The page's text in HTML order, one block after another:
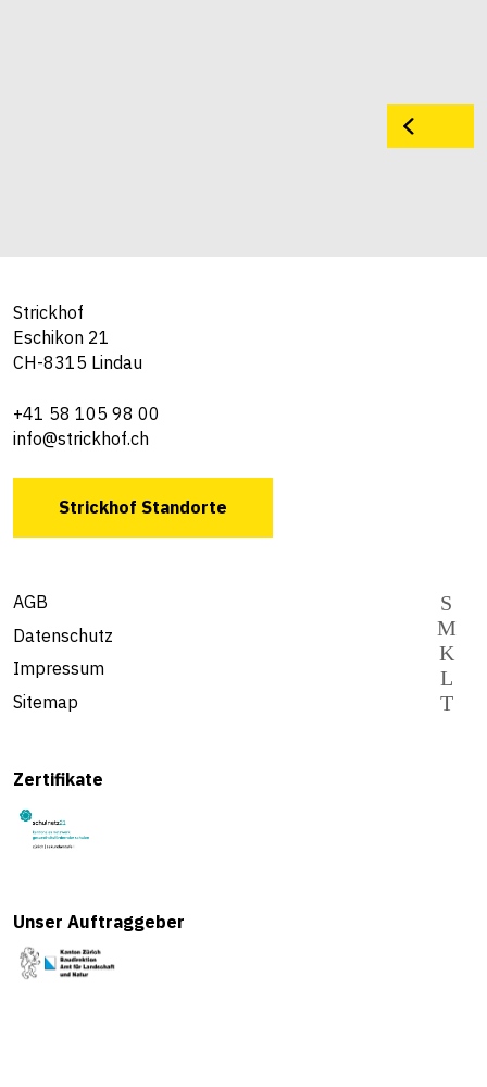
Strickhof
Eschikon 21
CH-8315 Lindau
+41 58 105 98 00
info@strickhof.ch
Strickhof Standorte
AGB
Datenschutz
Impressum
Sitemap
Zertifikate
Unser Auftraggeber